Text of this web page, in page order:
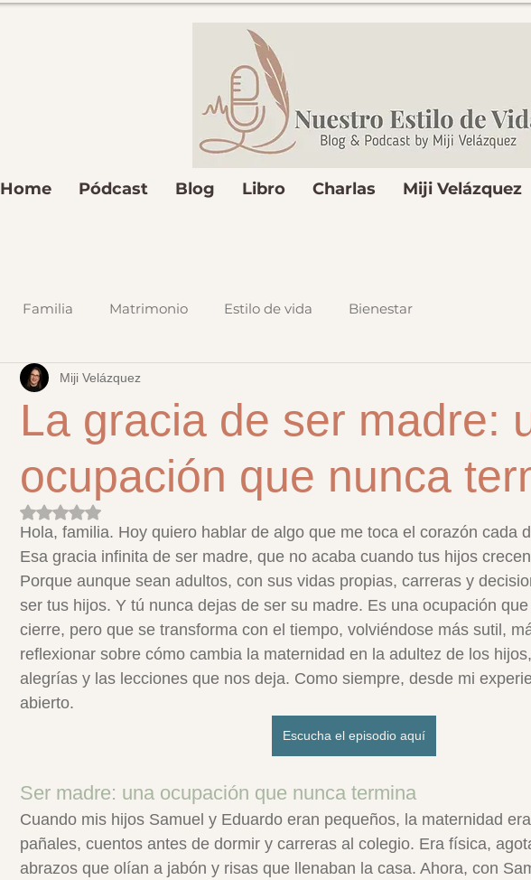
Home Pódcast Blog Libro Charlas Miji Velázquez
Familia Matrimonio Estilo de vida Bienestar
La gracia de ser madre:
ocupación que nunca
Miji Velázquez
Obtuvo NaN de 5 estrellas.
Hola, familia. Hoy quiero hablar de algo que me toca el corazón cada
Esa gracia infinita de ser madre, que no acaba cuando tus hijos
Porque aunque sean adultos, con sus vidas propias, carreras y
ser tus hijos. Y tú nunca dejas de ser su madre. Es una ocupación
cierre, pero que se transforma con el tiempo, volviéndose más sutil,
reflexionar sobre cómo cambia la maternidad en la adultez de los
alegrías y las lecciones que nos deja. Como siempre, desde mi
abierto.
Escucha el episodio aquí
Ser madre: una ocupación que nunca termina
Cuando mis hijos Samuel y Eduardo eran pequeños, la maternidad
pañales, cuentos antes de dormir y carreras al colegio. Era física,
abrazos que olían a jabón y risas que llenaban la casa. Ahora, con